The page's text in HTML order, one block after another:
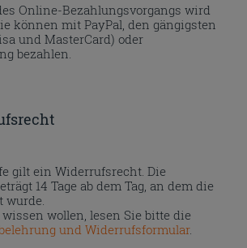
Online-Bezahlungsvorgangs wird
können mit PayPal, den gängigsten
und MasterCard) oder
bezahlen.
gilt ein Widerrufsrecht. Die
14 Tage ab dem Tag, an dem die
wurde.
wollen, lesen Sie bitte die
und Widerrufsformular.